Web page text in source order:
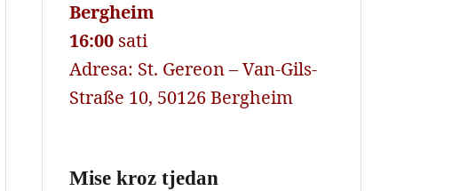
Bergheim
16:00 sati
Adresa: St. Gereon – Van-Gils-
Straße 10, 50126 Bergheim
Mise kroz tjedan